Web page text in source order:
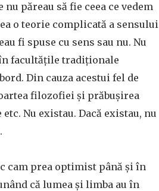
păreau să fie ceea ce vedem
o teorie complicată a sensului
fi spuse cu sens sau nu. Nu
facultățile tradiționale
Din cauza acestui fel de
filozofiei și prăbușirea
Nu existau. Dacă existau, nu
cam prea optimist până și în
că lumea și limba au în